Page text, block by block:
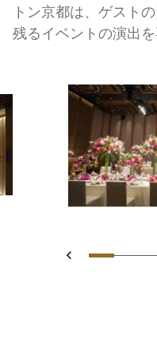
トン京都は、ゲスト
残るイベントの演出を
戻るスラ
ス